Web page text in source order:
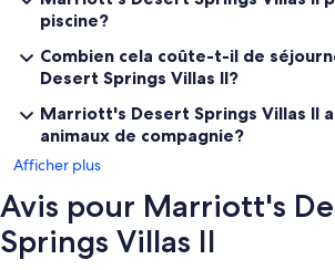
piscine?
Combien cela coûte-t-il de
Desert Springs Villas II?
Marriott's Desert Springs Villas II
animaux de compagnie?
Afficher plus
Avis pour Marriott's
Springs Villas II